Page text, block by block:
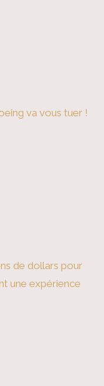
va vous tuer !
de dollars pour
une expérience